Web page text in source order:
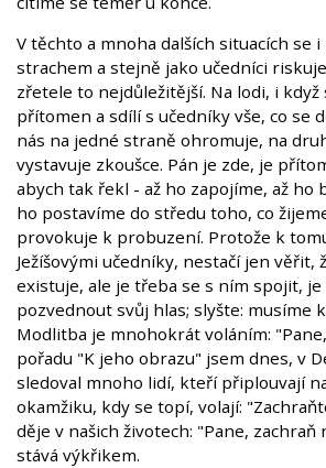
V těchto a mnoha dalších situacích se
strachem a stejně jako učedníci
zřetele to nejdůležitější. Na lodi, i když
přítomen a sdílí s učedníky vše, co se
nás na jedné straně ohromuje, na
vystavuje zkoušce. Pán je zde, je
abych tak řekl - až ho zapojíme, až ho
ho postavíme do středu toho, co
provokuje k probuzení. Protože k
Ježíšovými učedníky, nestačí jen věřit,
existuje, ale je třeba se s ním spojit,
pozvednout svůj hlas; slyšte: musíme
Modlitba je mnohokrát voláním:
pořadu "K jeho obrazu" jsem dnes, v
sledoval mnoho lidí, kteří připlouvají
okamžiku, kdy se topí, volají:
děje v našich životech: "Pane, zachraň
stává výkřikem.